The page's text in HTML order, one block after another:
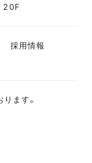
20F
採用情報
ます。